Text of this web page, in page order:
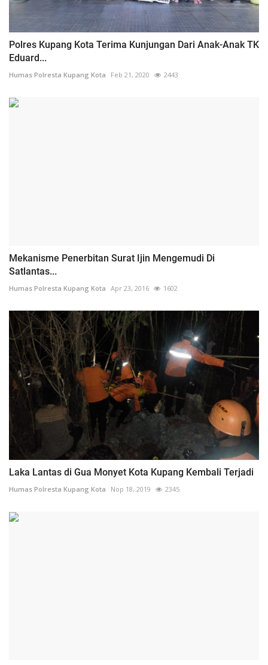
Polres Kupang Kota Terima Kunjungan Dari Anak-Anak TK
Eduard...
Humas Polresta Kupang Kota Feb 21, 2020 2443
Mekanisme Penerbitan Surat Ijin Mengemudi Di
Satlantas...
Humas Polresta Kupang Kota Apr 23, 2016 1602
Laka Lantas di Gua Monyet Kota Kupang Kembali Terjadi
Humas Polresta Kupang Kota Nop 18, 2019 2345